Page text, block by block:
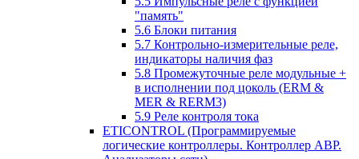
"память"
5.6 Блоки питания
5.7 Контрольно-измерительные реле,
индикаторы наличия фаз
5.8 Промежуточные реле модульные +
в исполнении под цоколь (ERM &
MER & RERM3)
5.9 Реле контроля тока
ETICONTROL (Программируемые
логические контроллеры. Контроллер АВР.